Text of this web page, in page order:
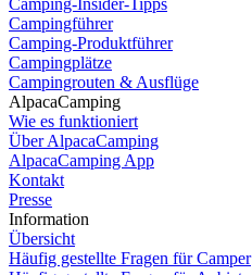
Campingführer
Camping-Produktführer
Campingplätze
Campingrouten & Ausflüge
AlpacaCamping
Wie es funktioniert
Über AlpacaCamping
AlpacaCamping App
Kontakt
Presse
Information
Übersicht
Häufig gestellte Fragen für Camper